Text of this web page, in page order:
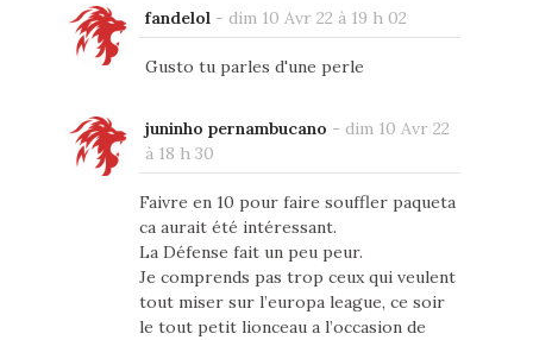
fandelol- dim 10 Avr 22 à 19 h 02
Gusto tu parles d'une perle
juninho pernambucano - dim 10 Avr 22
à 18 h 30
Faivre en 10 pour faire souffler paqueta
ca aurait été intéressant.
La Défense fait un peu peur.
Je comprends pas trop ceux qui veulent
tout miser sur l’europa league, ce soir
le tout petit lionceau a l’occasion de